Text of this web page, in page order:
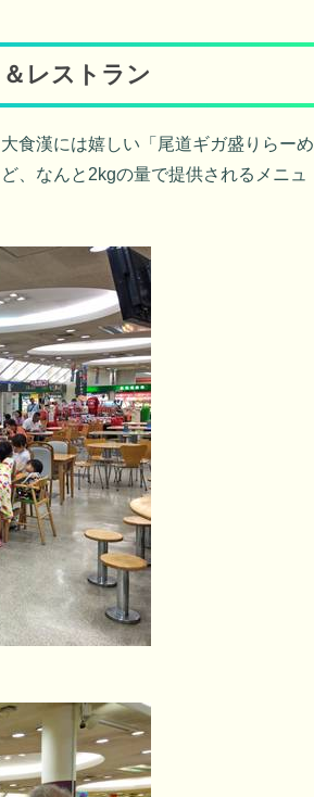
レストラン
食漢には嬉しい「尾道ギガ盛りらーめ
、なんと2kgの量で提供されるメニュ